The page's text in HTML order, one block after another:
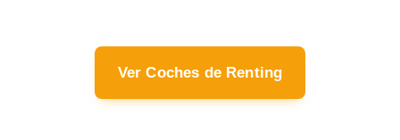
Ver Coches de Renting